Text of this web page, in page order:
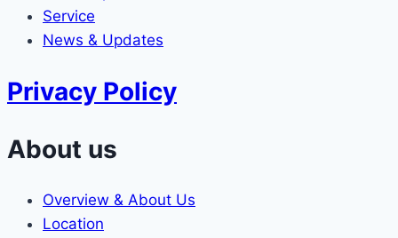
Service
News & Updates
Privacy Policy
About us
Overview & About Us
Location